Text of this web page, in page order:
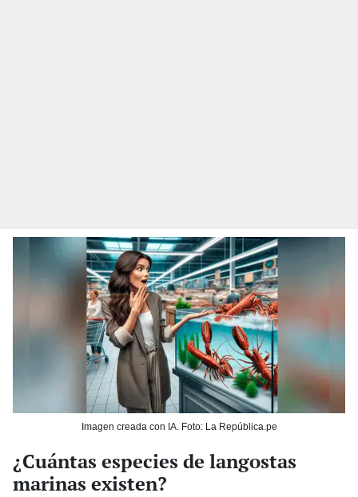
Imagen creada con IA. Foto: La República.pe
¿Cuántas especies de langostas
marinas existen?